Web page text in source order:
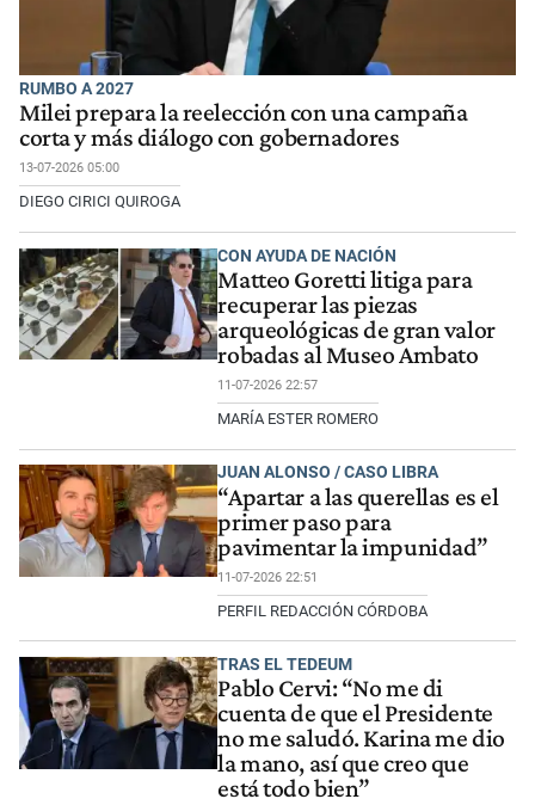
RUMBO A 2027
Milei prepara la reelección con una campaña
corta y más diálogo con gobernadores
13-07-2026 05:00
DIEGO CIRICI QUIROGA
CON AYUDA DE NACIÓN
Matteo Goretti litiga para
recuperar las piezas
arqueológicas de gran valor
robadas al Museo Ambato
11-07-2026 22:57
MARÍA ESTER ROMERO
JUAN ALONSO / CASO LIBRA
“Apartar a las querellas es el
primer paso para
pavimentar la impunidad”
11-07-2026 22:51
PERFIL REDACCIÓN CÓRDOBA
TRAS EL TEDEUM
Pablo Cervi: “No me di
cuenta de que el Presidente
no me saludó. Karina me dio
la mano, así que creo que
está todo bien”